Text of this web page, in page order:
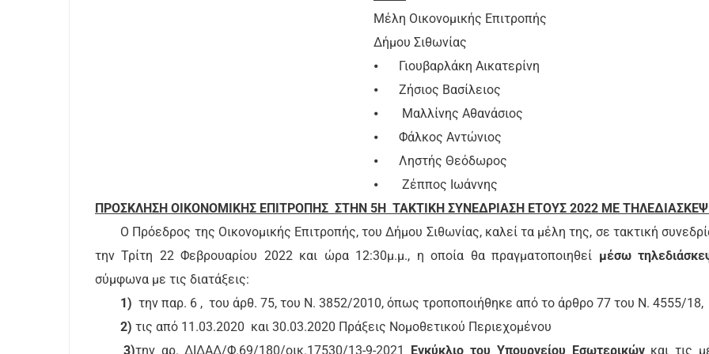
Μέλη Οικονομικής Επιτροπής
Δήμου Σιθωνίας
⦁
Γιουβαρλάκη Αικατερίνη
⦁
Ζήσιος Βασίλειος
⦁
Μαλλίνης Αθανάσιος
⦁
Φάλκος Αντώνιος
⦁
Ληστής Θεόδωρος
⦁
Ζέππος Ιωάννης
ΠΡΟΣΚΛΗΣΗ ΟΙΚΟΝΟΜΙΚΗΣ ΕΠΙΤΡΟΠΗΣ ΣΤΗΝ 5Η ΤΑΚΤΙΚΗ ΣΥΝΕΔΡΙΑΣΗ ΕΤΟΥΣ 2022 ΜΕ
Ο Πρόεδρος της Οικονομικής Επιτροπής, του Δήμου Σιθωνίας, καλεί τα μέλη της, σε τακτική
την Τρίτη 22 Φεβρουαρίου 2022 και ώρα 12:30μ.μ., η οποία θα πραγματοποιηθεί μέσω
σύμφωνα με τις διατάξεις:
1) την παρ. 6 , ​​ του άρθ. 75, του Ν. 3852/2010, όπως τροποποιήθηκε από το άρθρο 77 του N. 4555/18,
2) τις από 11.03.2020 ​​ και 30.03.2020 Πράξεις Νομοθετικού Περιεχομένου
3)την αρ. ΔΙΔΑΔ/Φ.69/180/οικ.17530/13-9-2021 Εγκύκλιο του Υπουργείου Εσωτερικώνκαι τις